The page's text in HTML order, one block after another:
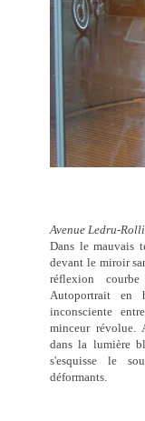
Avenue Ledru-
Dans le mauvais
devant le miroir
réflexion
Autoportrait en
inconsciente
minceur révolue.
dans la lumière
s'esquisse le
déformants.